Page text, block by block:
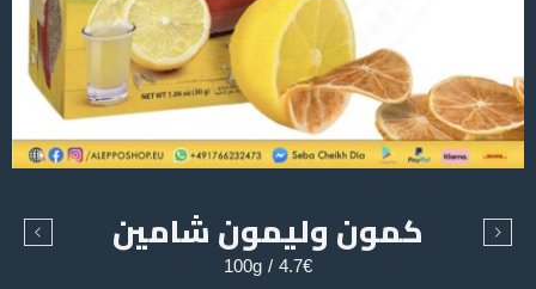
كمون وليمون شامين
4.7€ / 100g